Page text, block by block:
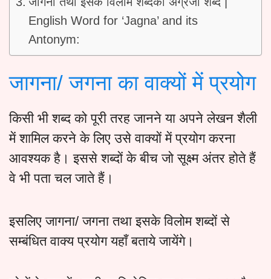
English Word for ‘Jagna’ and its
Antonym:
जागना/ जगना का वाक्यों में प्रयोग
किसी भी शब्द को पूरी तरह जानने या अपने लेखन शैली
में शामिल करने के लिए उसे वाक्यों में प्रयोग करना
आवश्यक है। इससे शब्दों के बीच जो सूक्ष्म अंतर होते हैं
वे भी पता चल जाते हैं।
इसलिए जागना/ जगना तथा इसके विलोम शब्दों से
सम्बंधित वाक्य प्रयोग यहाँ बताये जायेंगे।